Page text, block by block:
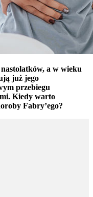
a w wieku
już jego
przebiegu
Kiedy warto
Fabry’ego?